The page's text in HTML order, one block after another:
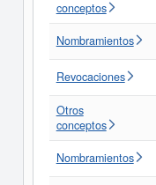
conceptos
Nombramientos
Revocaciones
Otros
conceptos
Nombramientos